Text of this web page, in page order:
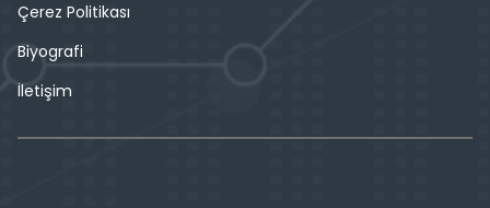
Çerez Politikası
Biyografi
İletişim